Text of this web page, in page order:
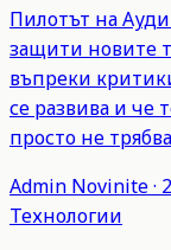
Пилотът на
защити новите
въпреки
се развива и че
просто не
Admin Novinite·
Технологии